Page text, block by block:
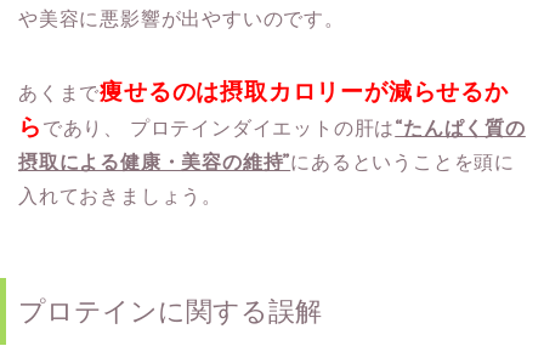
や美容に悪影響が出やすいのです。
あくまで痩せるのは摂取カロリーが減らせるか
ら であり、 プロテインダイエットの肝は“たんぱく質の
摂取による健康・美容の維持”にあるということを頭に
入れておきましょう。
プロテインに関する誤解